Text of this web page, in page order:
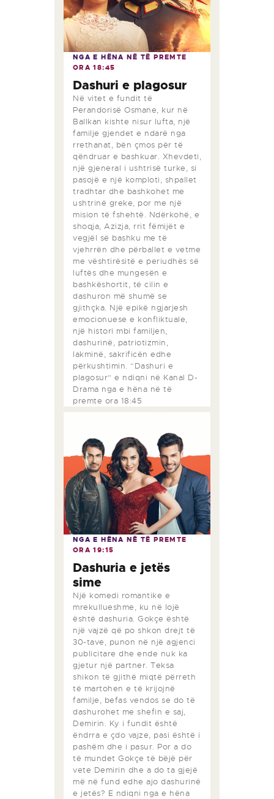
NGA E HËNA NË TË PREMTE
ORA18:45
Dashuri e plagosur
Në vitet e fundit të
Perandorisë Osmane, kur në
Ballkan kishte nisur lufta, një
familje gjendet e ndarë nga
rrethanat, bën çmos për të
qëndruar e bashkuar. Xhevdeti,
një gjeneral i ushtrisë turke, si
pasojë e një komploti, shpallet
tradhtar dhe bashkohet me
ushtrinë greke, por me një
mision të fshehtë. Ndërkohë, e
shoqja, Azizja, rrit fëmijët e
vegjël së bashku me të
vjehrrën dhe përballet e vetme
me vështirësitë e periudhës së
luftës dhe mungesën e
bashkëshortit, të cilin e
dashuron më shumë se
gjithçka. Një epikë ngjarjesh
emocionuese e konfliktuale,
një histori mbi familjen,
dashurinë, patriotizmin,
lakminë, sakrificën edhe
përkushtimin. “Dashuri e
plagosur” e ndiqni në Kanal D-
Drama nga e hëna në të
premte ora 18:45
NGA E HËNA NË TË PREMTE
ORA19:15
Dashuria e jetës
sime
Një komedi romantike e
mrekullueshme, ku në lojë
është dashuria. Gokçe është
një vajzë që po shkon drejt të
30-tave, punon në një agjenci
publicitare dhe ende nuk ka
gjetur një partner. Teksa
shikon të gjithë miqtë përreth
të martohen e të krijojnë
familje, befas vendos se do të
dashurohet me shefin e saj,
Demirin. Ky i fundit është
ëndrra e çdo vajze, pasi është i
pashëm dhe i pasur. Por a do
të mundet Gokçe të bëjë për
vete Demirin dhe a do ta gjejë
më në fund edhe ajo dashurinë
e jetës? E ndiqni nga e hëna